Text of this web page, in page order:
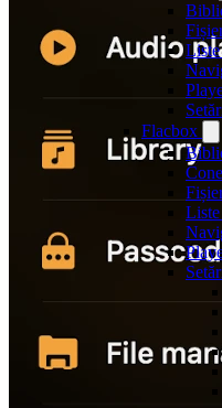
Liste
Flacbox
Liste